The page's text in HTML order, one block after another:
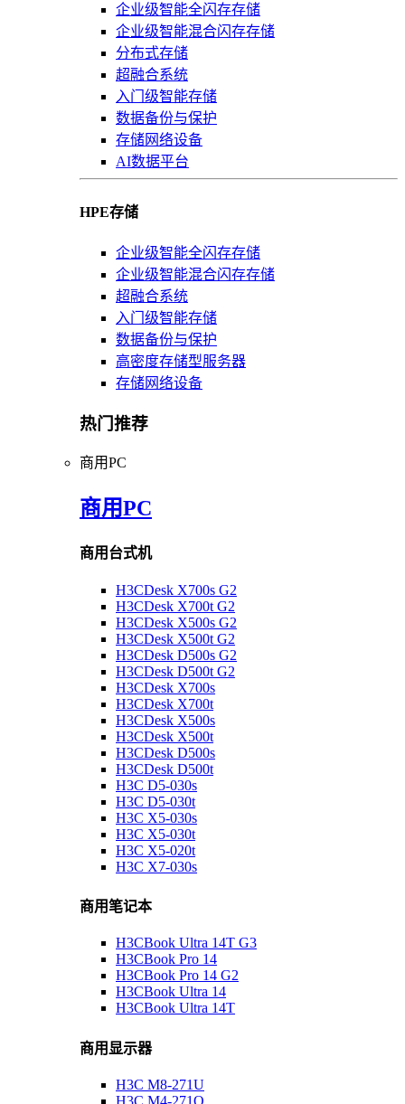
企业级智能全闪存存储
企业级智能混合闪存存储
分布式存储
超融合系统
入门级智能存储
数据备份与保护
存储网络设备
AI数据平台
HPE存储
企业级智能全闪存存储
企业级智能混合闪存存储
超融合系统
入门级智能存储
数据备份与保护
高密度存储型服务器
存储网络设备
热门推荐
商用PC
商用PC
商用台式机
H3CDesk X700s G2
H3CDesk X700t G2
H3CDesk X500s G2
H3CDesk X500t G2
H3CDesk D500s G2
H3CDesk D500t G2
H3CDesk X700s
H3CDesk X700t
H3CDesk X500s
H3CDesk X500t
H3CDesk D500s
H3CDesk D500t
H3C D5-030s
H3C D5-030t
H3C X5-030s
H3C X5-030t
H3C X5-020t
H3C X7-030s
商用笔记本
H3CBook Ultra 14T G3
H3CBook Pro 14
H3CBook Pro 14 G2
H3CBook Ultra 14
H3CBook Ultra 14T
商用显示器
H3C M8-271U
H3C M4-271Q